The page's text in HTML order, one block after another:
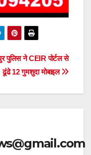
पुलिस ने CEIR पोर्टल से
ढूंढे 12 गुमशुदा मोबाइल